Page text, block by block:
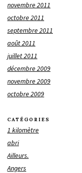
novembre 2011
octobre 2011
septembre 2011
août 2011
juillet 2011
décembre 2009
novembre 2009
octobre 2009
CATÉGORIES
1 kilomètre
abri
Ailleurs.
Angers